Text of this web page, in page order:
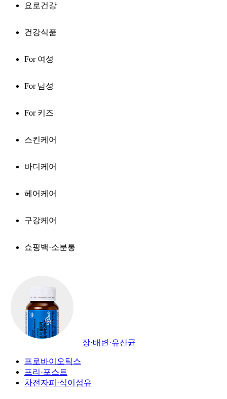
요로건강
건강식품
For 여성
For 남성
For 키즈
스킨케어
바디케어
헤어케어
구강케어
쇼핑백·소분통
장·배변·유산균
프로바이오틱스
프리·포스트
차전자피·식이섬유